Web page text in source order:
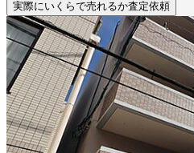
実際にいくらで売れるか査定依頼